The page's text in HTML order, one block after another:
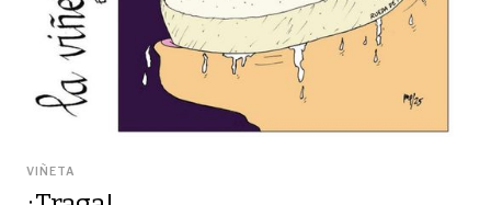
VIÑETA